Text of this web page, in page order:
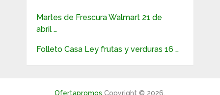
Martes de Frescura Walmart 21 de
abril …
Folleto Casa Ley frutas y verduras 16 …
Ofertapromos Copyright © 2026.